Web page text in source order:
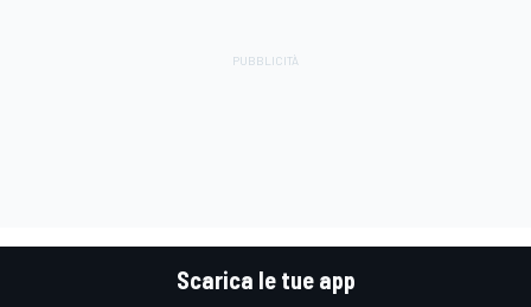
Scarica le tue app